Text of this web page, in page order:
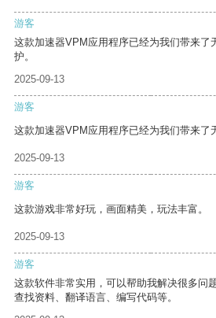
游客
这款加速器VPM应用程序已经为我们带来了
护。
2025-09-13
游客
这款加速器VPM应用程序已经为我们带来了
2025-09-13
游客
这款游戏非常好玩，画面精美，玩法丰富。
2025-09-13
游客
这款软件非常实用，可以帮助我解决很多问
查找资料、翻译语言、编写代码等。